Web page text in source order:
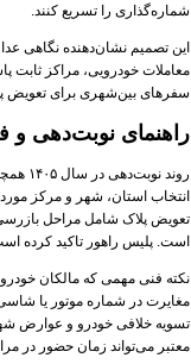
شماره‌گذاری را تسریع کنند.
این تصمیم نشان‌دهنده نگاهی
معاملات خودرویی، مراکز ثابت
سفرهای بین‌شهری برای تعویض
راهنمای نوبت‌دهی و
روند
انتخاب استان، شهر و مرکز
تعویض پلاک شامل مراحل
است. پلیس راهور تاکید کرده
نکته فنی مهمی که مالکان
مغایرت در شماره موتور یا
تسویه خلافی خودرو و عوارض
معتبر می‌تواند زمان حضور در مراکز را تا ۴۰